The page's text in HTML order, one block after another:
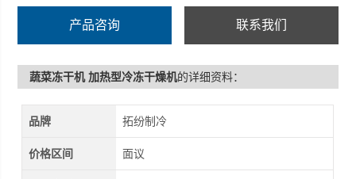
产品咨询 联系我们
蔬菜冻干机 加热型冷冻干燥机的详细资料：
品牌 拓纷制冷
价格区间 面议